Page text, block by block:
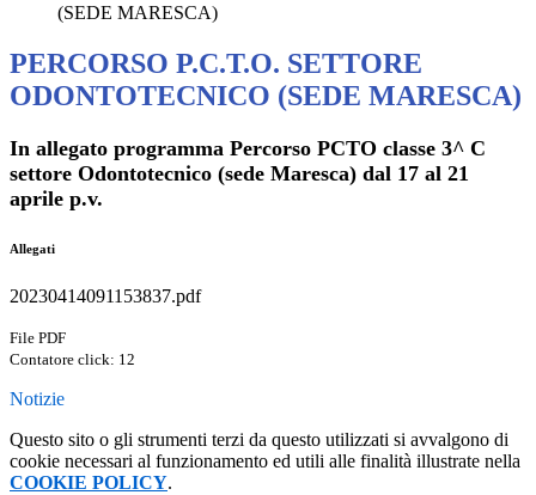
(SEDE MARESCA)
PERCORSO P.C.T.O. SETTORE
ODONTOTECNICO (SEDE MARESCA)
In allegato programma Percorso PCTO classe 3^ C
settore Odontotecnico (sede Maresca) dal 17 al 21
aprile p.v.
Allegati
20230414091153837.pdf
File PDF
Contatore click: 12
Notizie
Questo sito o gli strumenti terzi da questo utilizzati si avvalgono di
cookie necessari al funzionamento ed utili alle finalità illustrate nella
COOKIE POLICY.